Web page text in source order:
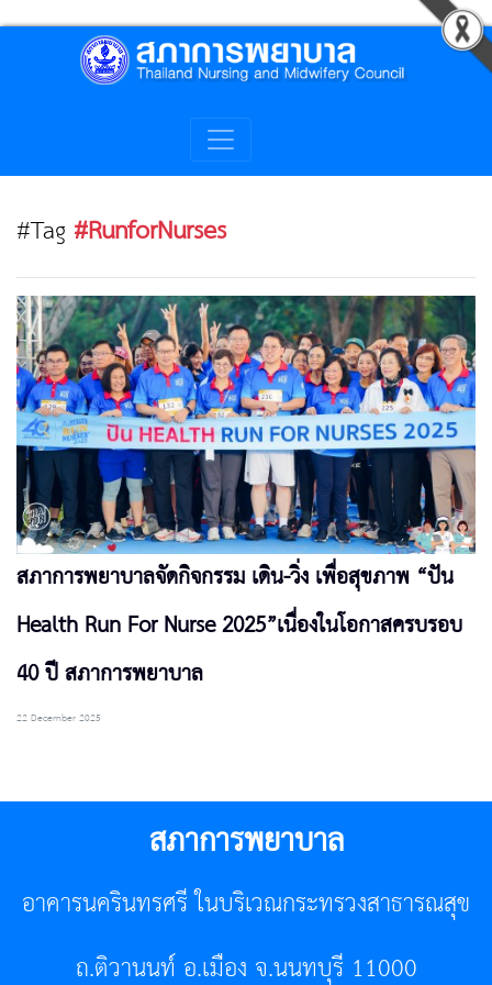
#Tag #RunforNurses
สภาการพยาบาลจัดกิจกรรม เดิน-วิ่ง เพื่อสุขภาพ “ปัน
Health Run For Nurse 2025”เนื่องในโอกาสครบรอบ
40 ปี สภาการพยาบาล
22 December 2025
สภาการพยาบาล
อาคารนครินทรศรี ในบริเวณกระทรวงสาธารณสุข
ถ.ติวานนท์ อ.เมือง จ.นนทบุรี 11000